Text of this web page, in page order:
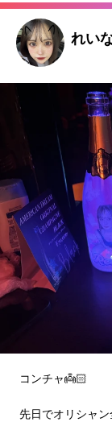
れい
コンチャ👼🏻
先日でオリシャ